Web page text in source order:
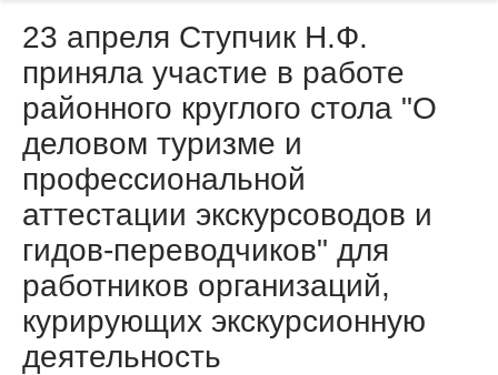
23 апреля Ступчик Н.Ф.
приняла участие в работе
районного круглого стола "О
деловом туризме и
профессиональной
аттестации экскурсоводов и
гидов-переводчиков" для
работников организаций,
курирующих экскурсионную
деятельность